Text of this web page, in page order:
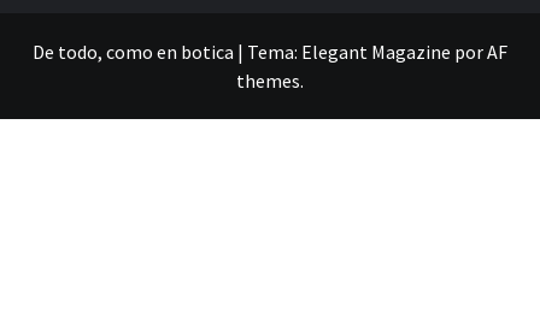
De todo, como en botica | Tema: Elegant Magazine porAF
themes.